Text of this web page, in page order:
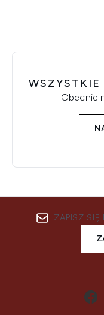
Obecnie
ZAPISZ SIĘ